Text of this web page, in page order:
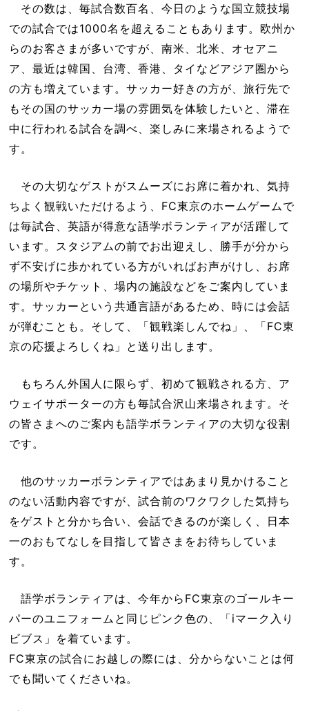
その数は、毎試合数百名、今日のような国立競技場
での試合では1000名を超えることもあります。欧州か
らのお客さまが多いですが、南米、北米、オセアニ
ア、最近は韓国、台湾、香港、タイなどアジア圏から
の方も増えています。サッカー好きの方が、旅行先で
もその国のサッカー場の雰囲気を体験したいと、滞在
中に行われる試合を調べ、楽しみに来場されるようで
す。
その大切なゲストがスムーズにお席に着かれ、気持
ちよく観戦いただけるよう、FC東京のホームゲームで
は毎試合、英語が得意な語学ボランティアが活躍して
います。スタジアムの前でお出迎えし、勝手が分から
ず不安げに歩かれている方がいればお声がけし、お席
の場所やチケット、場内の施設などをご案内していま
す。サッカーという共通言語があるため、時には会話
が弾むことも。そして、「観戦楽しんでね」、「FC東
京の応援よろしくね」と送り出します。
もちろん外国人に限らず、初めて観戦される方、ア
ウェイサポーターの方も毎試合沢山来場されます。そ
の皆さまへのご案内も語学ボランティアの大切な役割
です。
他のサッカーボランティアではあまり見かけること
のない活動内容ですが、試合前のワクワクした気持ち
をゲストと分かち合い、会話できるのが楽しく、日本
一のおもてなしを目指して皆さまをお待ちしていま
す。
語学ボランティアは、今年からFC東京のゴールキー
パーのユニフォームと同じピンク色の、「iマーク入り
ビブス」を着ています。
FC東京の試合にお越しの際には、分からないことは何
でも聞いてくださいね。